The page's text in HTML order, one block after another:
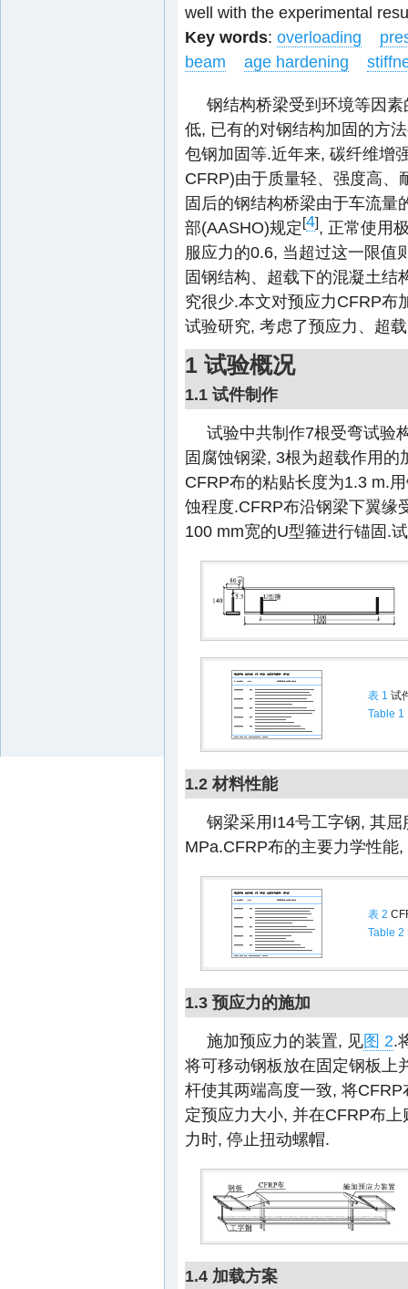
well with the experimental
Key words: overloading
beam
age hardening
钢结构桥梁受到环境等因
低, 已有的对钢结构加固的方
包钢加固等.近年来, 碳纤维增
CFRP)由于质量轻、强度高、
固后的钢结构桥梁由于车流量
部(AASHO)规定[4], 正常使用
服应力的0.6, 当超过这一限值
固钢结构、超载下的混凝土结
究很少.本文对预应力CFRP布
试验研究, 考虑了预应力、超
1 试验概况
1.1 试件制作
试验中共制作7根受弯试验
固腐蚀钢梁, 3根为超载作用
CFRP布的粘贴长度为1.3 m.
蚀程度.CFRP布沿钢梁下翼缘
100 mm宽的U型箍进行锚固.
表 1 试
Table 1
1.2 材料性能
钢梁采用I14号工字钢, 其
MPa.CFRP布的主要力学性能,
表 2
Table 2
1.3 预应力的施加
施加预应力的装置, 见图 2.
将可移动钢板放在固定钢板上
杆使其两端高度一致, 将
定预应力大小, 并在CFRP布
力时, 停止扭动螺帽.
1.4 加载方案